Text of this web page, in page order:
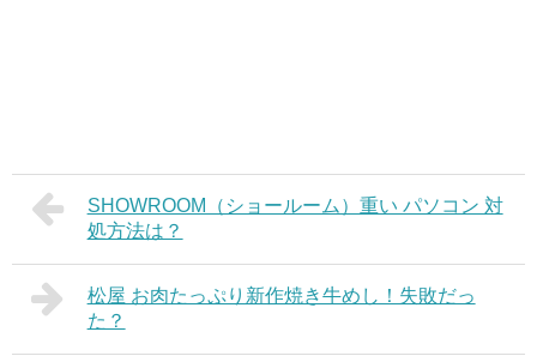
SHOWROOM（ショールーム）重い パソコン 対
処方法は？
松屋 お肉たっぷり新作焼き牛めし！失敗だっ
た？